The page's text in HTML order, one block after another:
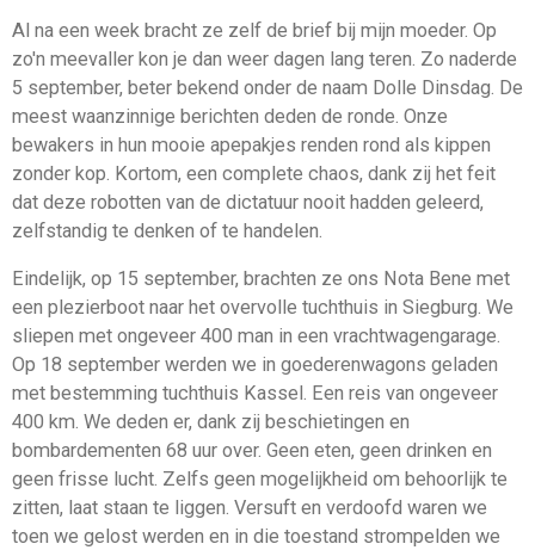
Al na een week bracht ze zelf de brief bij mijn moeder. Op
zo'n meevaller kon je dan weer dagen lang teren. Zo naderde
5 september, beter bekend onder de naam Dolle Dinsdag. De
meest waanzinnige berichten deden de ronde. Onze
bewakers in hun mooie apepakjes renden rond als kippen
zonder kop. Kortom, een complete chaos, dank zij het feit
dat deze robotten van de dictatuur nooit hadden geleerd,
zelfstandig te denken of te handelen.
Eindelijk, op 15 september, brachten ze ons Nota Bene met
een plezierboot naar het overvolle tuchthuis in Siegburg. We
sliepen met ongeveer 400 man in een vrachtwagengarage.
Op 18 september werden we in goederenwagons geladen
met bestemming tuchthuis Kassel. Een reis van ongeveer
400 km. We deden er, dank zij beschietingen en
bombardementen 68 uur over. Geen eten, geen drinken en
geen frisse lucht. Zelfs geen mogelijkheid om behoorlijk te
zitten, laat staan te liggen. Versuft en verdoofd waren we
toen we gelost werden en in die toestand strompelden we